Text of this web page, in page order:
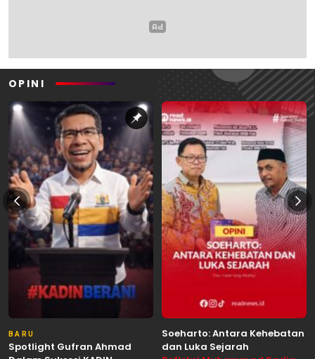
OPINI
BARU
Spotlight Gufran Ahmad
Soeharto: Antara Kehebatan
dan Luka Sejarah